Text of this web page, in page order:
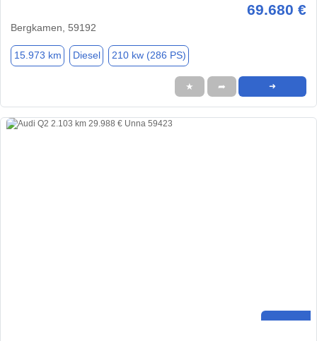
69.680 €
Bergkamen, 59192
15.973 km Diesel 210 kw (286 PS)
★ ➦ ➜